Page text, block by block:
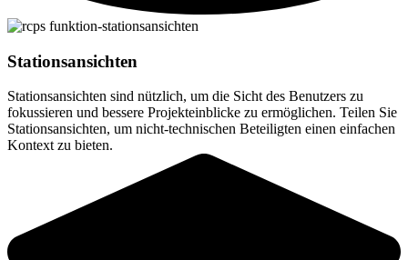
Stationsansichten
Stationsansichten sind nützlich, um die Sicht des Benutzers zu
fokussieren und bessere Projekteinblicke zu ermöglichen. Teilen Sie
Stationsansichten, um nicht-technischen Beteiligten einen einfachen
Kontext zu bieten.